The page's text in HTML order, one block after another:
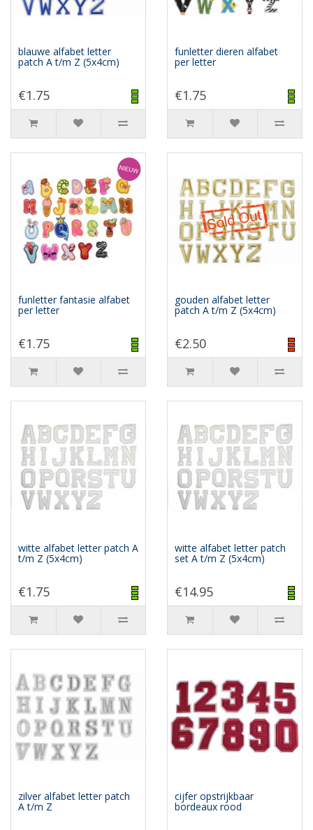
blauwe alfabet letter
patch A t/m Z (5x4cm)
€1.75
funletter dieren alfabet
per letter
€1.75
funletter fantasie alfabet
per letter
€1.75
gouden alfabet letter
patch A t/m Z (5x4cm)
€2.50
witte alfabet letter patch A
t/m Z (5x4cm)
€1.75
witte alfabet letter patch
set A t/m Z (5x4cm)
€14.95
zilver alfabet letter patch
A t/m Z
cijfer opstrijkbaar
bordeaux rood